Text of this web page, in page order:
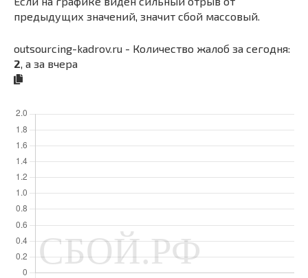
предыдущих значений, значит сбой массовый.
outsourcing-kadrov.ru - Количество жалоб за сегодня:
2 , а за вчера